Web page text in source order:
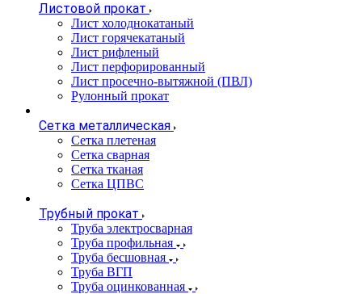
Листовой прокат
Лист холоднокатаный
Лист горячекатаный
Лист рифленый
Лист перфорированный
Лист просечно-вытяжной (ПВЛ)
Рулонный прокат
Сетка металлическая
Сетка плетеная
Сетка сварная
Сетка тканая
Сетка ЦПВС
Трубный прокат
Труба электросварная
Труба профильная
Труба бесшовная
Труба ВГП
Труба оцинкованная